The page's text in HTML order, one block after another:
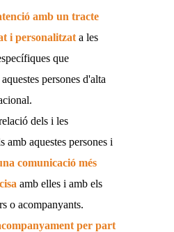
amb un tracte
i personalitzat a les
que
persones d'alta
dels i les
amb aquestes persones i
comunicació més
amb elles i amb els
o acompanyants.
per part